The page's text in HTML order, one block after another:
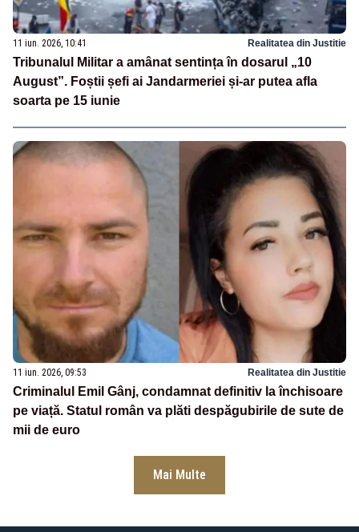
11 iun. 2026, 10:41 Realitatea din Justitie
Tribunalul Militar a amânat sentința în dosarul „10
August”. Foștii șefi ai Jandarmeriei și-ar putea afla
soarta pe 15 iunie
11 iun. 2026, 09:53 Realitatea din Justitie
Criminalul Emil Gânj, condamnat definitiv la închisoare
pe viață. Statul român va plăti despăgubirile de sute de
mii de euro
Mai Multe